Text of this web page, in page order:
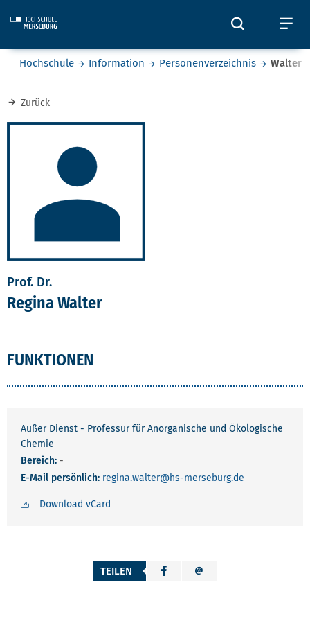
Öffnet
Sie befinden sich hier:
Hochschule Information Personenverzeichnis Walter
Zurück
Prof. Dr.
Regina Walter
FUNKTIONEN
Außer Dienst - Professur für Anorganische und Ökologische
Chemie
Bereich: -
E-Mail persönlich: regina.walter@hs-merseburg.de
Download vCard
TEILEN